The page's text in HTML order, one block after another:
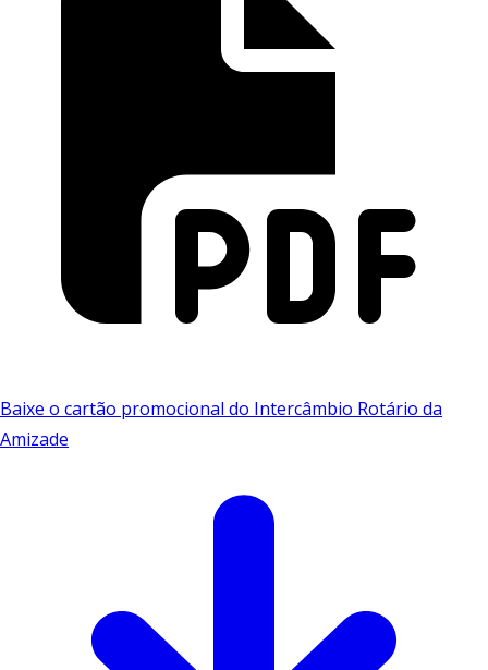
Baixe o cartão promocional do Intercâmbio Rotário da
Amizade